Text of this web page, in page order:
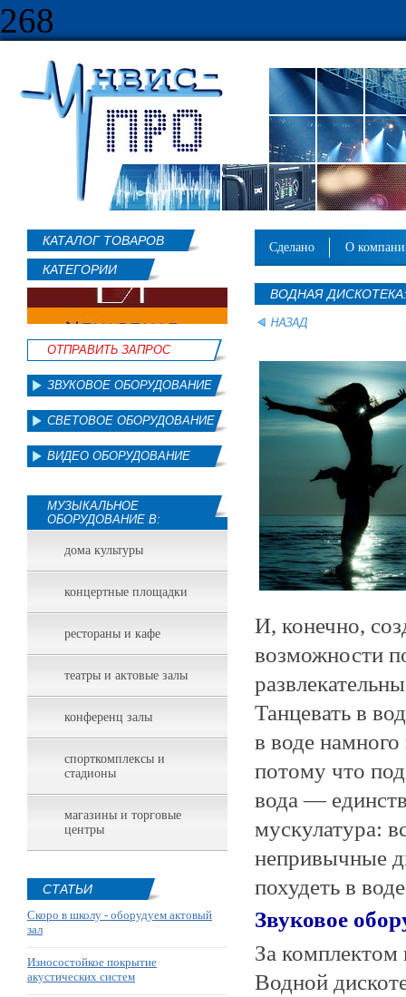
268
КАТАЛОГ ТОВАРОВ
КАТЕГОРИИ
ОТПРАВИТЬ ЗАПРОС
ЗВУКОВОЕ ОБОРУДОВАНИЕ
СВЕТОВОЕ ОБОРУДОВАНИЕ
ВИДЕО ОБОРУДОВАНИЕ
МУЗЫКАЛЬНОЕ
ОБОРУДОВАНИЕ В:
дома культуры
концертные площадки
рестораны и кафе
театры и актовые залы
конференц залы
спорткомплексы и
стадионы
магазины и торговые
центры
СТАТЬИ
Скоро в школу - оборудуем актовый
зал
Износостойкое покрытие
акустических систем
сделано о
ВОДНАЯ
И, конечно,
возможности
Танцевать в
в воде
потому что
вода —
мускулатура:
непривычные
похудеть в
Звуковое
За комплектом
Водной